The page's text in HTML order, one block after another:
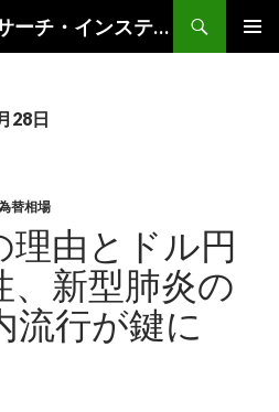
グローバルマクロ・リサーチ・インスティテュート
28日
替相場
理由とドル円
、新型肺炎の
流行が鍵に